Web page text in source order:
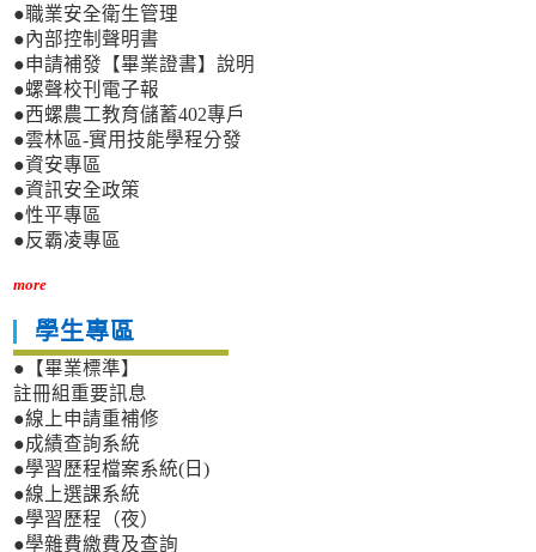
●職業安全衛生管理
●內部控制聲明書
●申請補發【畢業證書】說明
●螺聲校刊電子報
●西螺農工教育儲蓄402專戶
●雲林區-實用技能學程分發
●資安專區
●資訊安全政策
●性平專區
●反霸凌專區
more
學生專區
●【畢業標準】
註冊組重要訊息
●線上申請重補修
●成績查詢系統
●學習歷程檔案系統(日)
●線上選課系統
●學習歷程（夜）
●學雜費繳費及查詢